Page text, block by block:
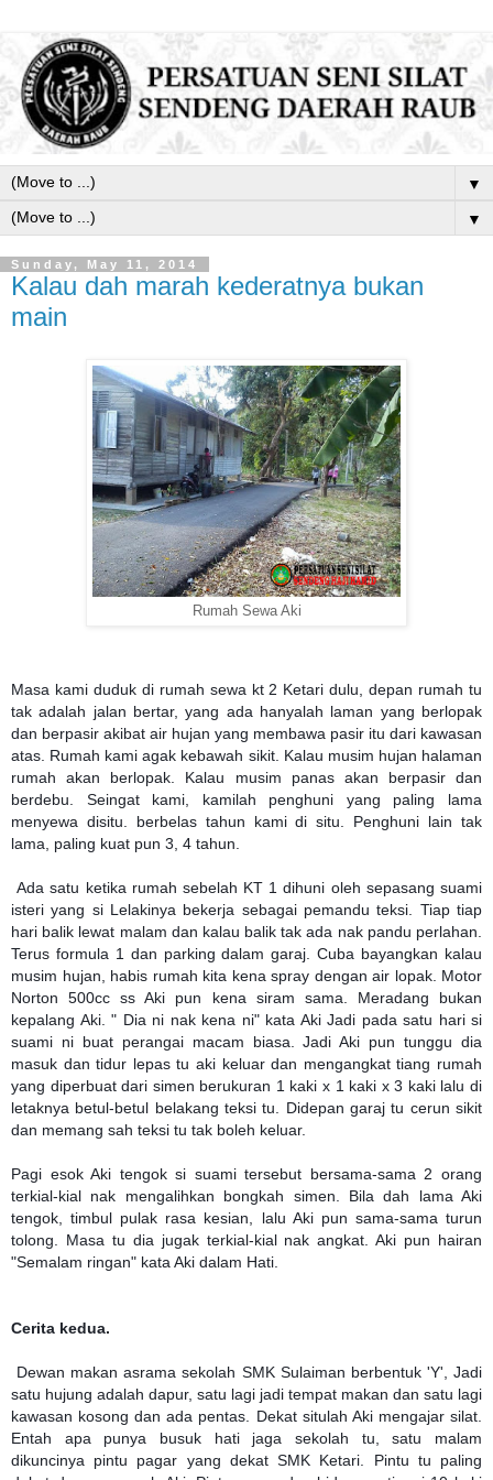
▼
▼
Sunday, May 11, 2014
Kalau dah marah kederatnya bukan
main
Rumah Sewa Aki
Masa kami duduk di rumah sewa kt 2 Ketari dulu, depan rumah tu
tak adalah jalan bertar, yang ada hanyalah laman yang berlopak
dan berpasir akibat air hujan yang membawa pasir itu dari kawasan
atas. Rumah kami agak kebawah sikit. Kalau musim hujan halaman
rumah akan berlopak. Kalau musim panas akan berpasir dan
berdebu. Seingat kami, kamilah penghuni yang paling lama
menyewa disitu. berbelas tahun kami di situ. Penghuni lain tak
lama, paling kuat pun 3, 4 tahun.
Ada satu ketika rumah sebelah KT 1 dihuni oleh sepasang suami
isteri yang si Lelakinya bekerja sebagai pemandu teksi. Tiap tiap
hari balik lewat malam dan kalau balik tak ada nak pandu perlahan.
Terus formula 1 dan parking dalam garaj. Cuba bayangkan kalau
musim hujan, habis rumah kita kena spray dengan air lopak. Motor
Norton 500cc ss Aki pun kena siram sama. Meradang bukan
kepalang Aki. " Dia ni nak kena ni" kata Aki Jadi pada satu hari si
suami ni buat perangai macam biasa. Jadi Aki pun tunggu dia
masuk dan tidur lepas tu aki keluar dan mengangkat tiang rumah
yang diperbuat dari simen berukuran 1 kaki x 1 kaki x 3 kaki lalu di
letaknya betul-betul belakang teksi tu. Didepan garaj tu cerun sikit
dan memang sah teksi tu tak boleh keluar.
Pagi esok Aki tengok si suami tersebut bersama-sama 2 orang
terkial-kial nak mengalihkan bongkah simen. Bila dah lama Aki
tengok, timbul pulak rasa kesian, lalu Aki pun sama-sama turun
tolong. Masa tu dia jugak terkial-kial nak angkat. Aki pun hairan
"Semalam ringan" kata Aki dalam Hati.
Cerita kedua.
Dewan makan asrama sekolah SMK Sulaiman berbentuk 'Y', Jadi
satu hujung adalah dapur, satu lagi jadi tempat makan dan satu lagi
kawasan kosong dan ada pentas. Dekat situlah Aki mengajar silat.
Entah apa punya busuk hati jaga sekolah tu, satu malam
dikuncinya pintu pagar yang dekat SMK Ketari. Pintu tu paling